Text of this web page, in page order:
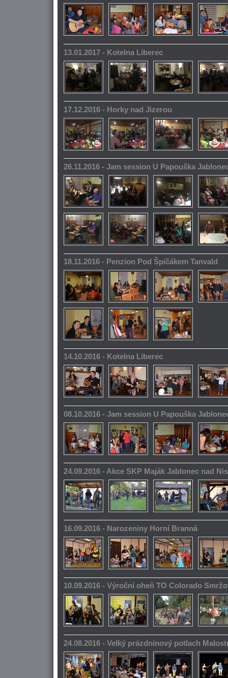
13.01.2017 - Kotelna Liberec
17.12.2016 - Horky nad Jizerou
26.11.2016 - Jam session U Papouška
18.11.2016 - Penzion Pod Špičákem Tanvald
14.10.2016 - Kotelna Liberec
08.10.2016 - Jam session U Papouška
24.09.2016 - Akce SKP Maják Jablonec nad
16.09.2016 - Narozeniny Horní Branná
10.09.2016 - Výroční oheň TO Colorado
24.08.2016 - Velký prázdninový potlach